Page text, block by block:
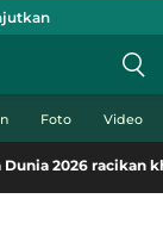
Foto Video
racikan khas